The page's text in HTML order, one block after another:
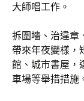
大師唱工作。
拆圍墻、治違
帶來年夜變樣，
館、城市書屋，
車場等舉措措施